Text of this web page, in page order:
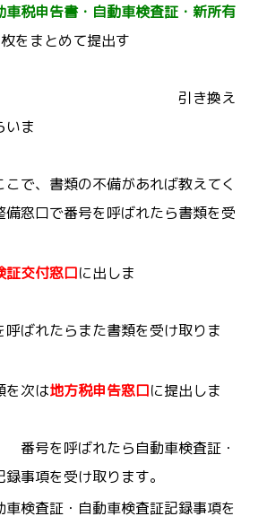
車税申告書・自動車検査証・新所有
をまとめて提出す
。
換え
いま
。
類の不備があれば教えてく
備窓口で番号を呼ばれたら書類を受
証交付窓口に出しま
。
たらまた書類を受け取りま
を次は地方税申告窓口に提出しま
。
れたら自動車検査証・
事項を受け取ります。
車検査証・自動車検査証記録事項を